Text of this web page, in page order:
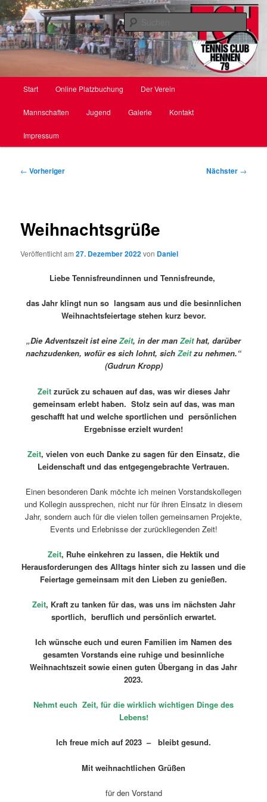
Zum
primären
Inhalt
springenTC Hennen e. V.
Start Online Platzbuchung Der Verein
Mannschaften Jugend Galerie Kontakt
Impressum
Beitragsnavigation
← Vorheriger Nächster →
Weihnachtsgrüße
Veröffentlicht am27. Dezember 2022von Daniel
Liebe Tennisfreundinnen und Tennisfreunde,
das Jahr klingt nun so langsam aus und die besinnlichen
Weihnachtsfeiertage stehen kurz bevor.
„Die Adventszeit ist eine Zeit, in der man Zeithat, darüber
nachzudenken, wofür es sich lohnt, sich Zeitzu nehmen.“
(Gudrun Kropp)
Zeit zurück zu schauen auf das, was wir dieses Jahr
gemeinsam erlebt haben. Stolz sein auf das, was man
geschafft hat und welche sportlichen und persönlichen
Ergebnisse erzielt wurden!
Zeit, vielen von euch Danke zu sagen für den Einsatz, die
Leidenschaft und das entgegengebrachte Vertrauen.
Einen besonderen Dank möchte ich meinen Vorstandskollegen
und Kollegin aussprechen, nicht nur für ihren Einsatz in diesem
Jahr, sondern auch für die vielen tollen gemeinsamen Projekte,
Events und Erlebnisse der zurückliegenden Zeit!
Zeit, Ruhe einkehren zu lassen, die Hektik und
Herausforderungen des Alltags hinter sich zu lassen und die
Feiertage gemeinsam mit den Lieben zu genießen.
Zeit, Kraft zu tanken für das, was uns im nächsten Jahr
sportlich, beruflich und persönlich erwartet.
Ich wünsche euch und euren Familien im Namen des
gesamten Vorstands eine ruhige und besinnliche
Weihnachtszeit sowie einen guten Übergang in das Jahr
2023.
Nehmt euch Zeit, für die wirklich wichtigen Dinge des
Lebens!
Ich freue mich auf 2023 – bleibt gesund.
Mit weihnachtlichen Grüßen
für den Vorstand